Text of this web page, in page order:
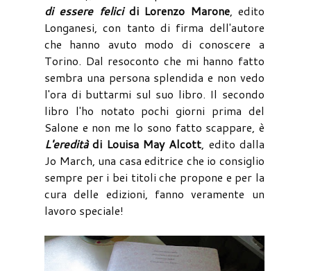
di essere felici di Lorenzo Marone, edito
Longanesi, con tanto di firma dell'autore
che hanno avuto modo di conoscere a
Torino. Dal resoconto che mi hanno fatto
sembra una persona splendida e non vedo
l'ora di buttarmi sul suo libro. Il secondo
libro l'ho notato pochi giorni prima del
Salone e non me lo sono fatto scappare, è
L'ereditàdi Louisa May Alcott, edito dalla
Jo March, una casa editrice che io consiglio
sempre per i bei titoli che propone e per la
cura delle edizioni, fanno veramente un
lavoro speciale!